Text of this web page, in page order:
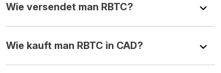
Wie versendet man RBTC?
Wie kauft man RBTC in CAD?